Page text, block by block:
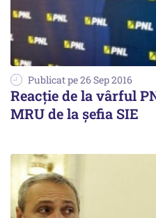
Publicat pe 26 Sep 2016
Reacție de la vârful
MRU de la șefia SIE